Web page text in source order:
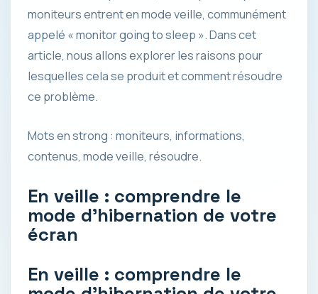
moniteurs entrent en mode veille, communément
appelé « monitor going to sleep ». Dans cet
article, nous allons explorer les raisons pour
lesquelles cela se produit et comment résoudre
ce problème.
Mots en strong : moniteurs, informations,
contenus, mode veille, résoudre.
En veille : comprendre le
mode d’hibernation de votre
écran
En veille : comprendre le